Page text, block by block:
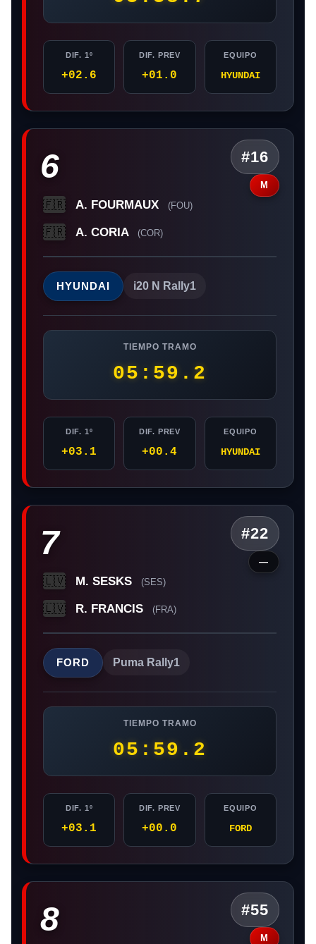
DIF. 1º
+02.6
DIF. PREV
+01.0
EQUIPO
HYUNDAI
6 #16
M
🇫🇷 A. FOURMAUX (FOU)
🇫🇷 A. CORIA (COR)
HYUNDAI i20 N Rally1
TIEMPO TRAMO
05:59.2
DIF. 1º
+03.1
DIF. PREV
+00.4
EQUIPO
HYUNDAI
7 #22
—
🇱🇻 M. SESKS (SES)
🇱🇻 R. FRANCIS (FRA)
FORD Puma Rally1
TIEMPO TRAMO
05:59.2
DIF. 1º
+03.1
DIF. PREV
+00.0
EQUIPO
FORD
8 #55
M